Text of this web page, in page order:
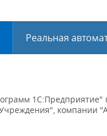
Реальная
1С:Предприятие"
компании